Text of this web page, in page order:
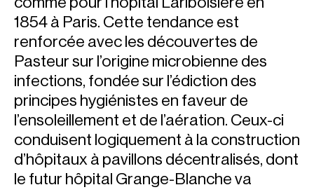
1854 à Paris. Cette tendance est
renforcée avec les découvertes de
Pasteur sur l’origine microbienne des
infections, fondée sur l’édiction des
principes hygiénistes en faveur de
l’ensoleillement et de l’aération. Ceux-ci
conduisent logiquement à la construction
d’hôpitaux à pavillons décentralisés, dont
le futur hôpital Grange-Blanche va